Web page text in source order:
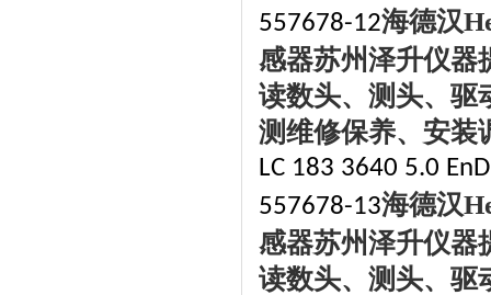
557678-12海德汉
感器苏州泽升仪器
读数头、测头、驱
测维修保养、安装
LC 183 3640 5.0
557678-13海德汉
感器苏州泽升仪器
读数头、测头、驱